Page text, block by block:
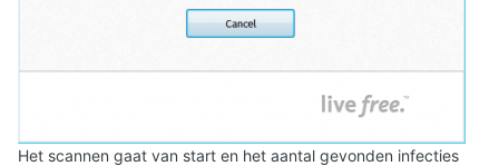
Het scannen gaat van start en het aantal gevonden infecties